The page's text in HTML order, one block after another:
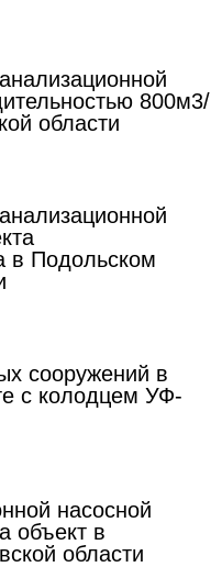
800м3/
области
в Подольском
сооружений в
с колодцем УФ-
насосной
объект в
области